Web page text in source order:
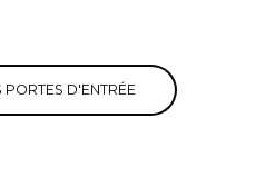
PORTES D'ENTRÉE